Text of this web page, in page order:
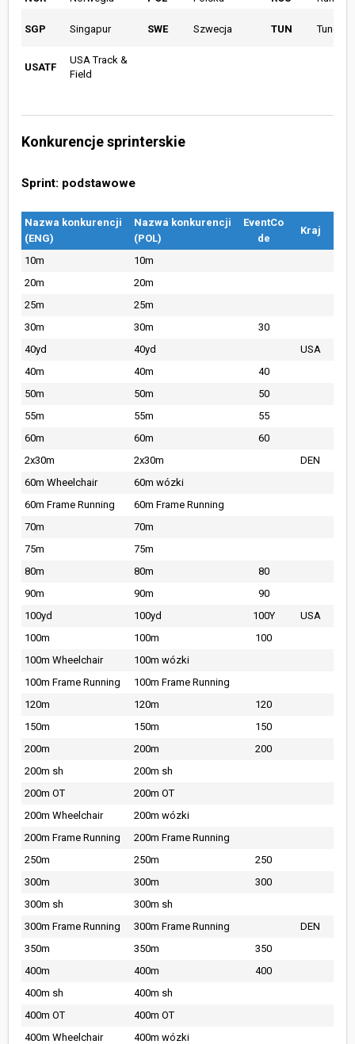
SGP Singapur SWE Szwecja TUN Tunezja
USATF
USA Track &
Field
Konkurencje sprinterskie
Sprint: podstawowe
Nazwa konkurencji
(ENG)
Nazwa konkurencji
(POL)
EventCo
de
Kraj
10m
10m
20m
20m
25m
25m
30m
30m
30
40yd
40yd
USA
40m
40m
40
50m
50m
50
55m
55m
55
60m
60m
60
2x30m
2x30m
DEN
60m Wheelchair
60m wózki
60m Frame Running
60m Frame Running
70m
70m
75m
75m
80m
80m
80
90m
90m
90
100yd
100yd 100Y
USA
100m
100m
100
100m Wheelchair
100m wózki
100m Frame Running
100m Frame Running
120m
120m
120
150m
150m
150
200m
200m
200
200m sh
200m sh
200m OT
200m OT
200m Wheelchair
200m wózki
200m Frame Running
200m Frame Running
250m
250m
250
300m
300m
300
300m sh
300m sh
300m Frame Running
300m Frame Running
DEN
350m
350m
350
400m
400m
400
400m sh
400m sh
400m OT
400m OT
400m Wheelchair
400m wózki